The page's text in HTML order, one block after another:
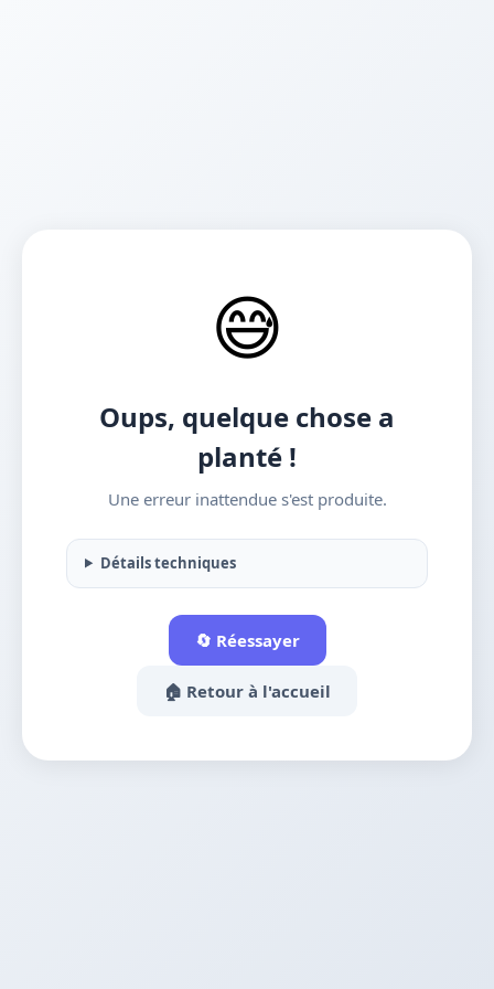
😅
Oups, quelque chose a
planté !
Une erreur inattendue s'est produite.
Détails techniques
🔄 Réessayer
🏠 Retour à l'accueil